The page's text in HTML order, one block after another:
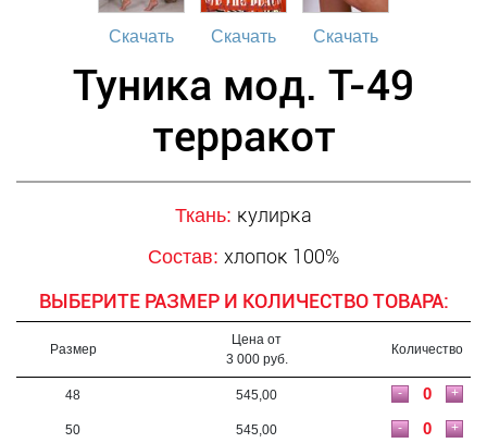
Скачать Скачать Скачать
Туника мод. Т-49
терракот
Ткань: кулирка
Состав: хлопок 100%
ВЫБЕРИТЕ РАЗМЕР И КОЛИЧЕСТВО ТОВАРА:
Размер
Цена от
3 000 руб.
Количество
48 545,00 +
-
50 545,00 +
-